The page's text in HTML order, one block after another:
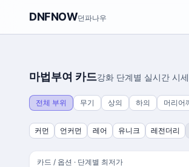
DNFNOW던파나우
마법부여 카드강화 단계별 실시간 시
전체 부위 무기 상의 하의 머리어
커먼 언커먼 레어 유니크 레전더리
카드 / 옵션 · 단계별 최저가